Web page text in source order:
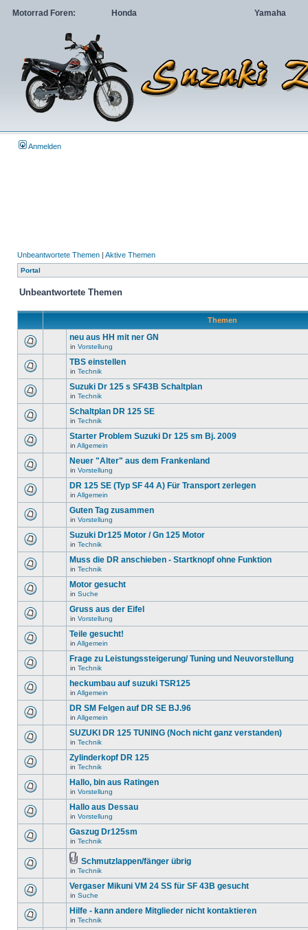
Motorrad Foren: Honda Yamaha
Anmelden
Unbeantwortete Themen | Aktive Themen
Portal
Unbeantwortete Themen
Themen
neu aus HH mit ner GN
in Vorstellung
TBS einstellen
in Technik
Suzuki Dr 125 s SF43B Schaltplan
in Technik
Schaltplan DR 125 SE
in Technik
Starter Problem Suzuki Dr 125 sm Bj. 2009
in Allgemein
Neuer "Alter" aus dem Frankenland
in Vorstellung
DR 125 SE (Typ SF 44 A) Für Transport zerlegen
in Allgemein
Guten Tag zusammen
in Vorstellung
Suzuki Dr125 Motor / Gn 125 Motor
in Technik
Muss die DR anschieben - Startknopf ohne Funktion
in Technik
Motor gesucht
in Suche
Gruss aus der Eifel
in Vorstellung
Teile gesucht!
in Allgemein
Frage zu Leistungssteigerung/ Tuning und Neuvorstellung
in Technik
heckumbau auf suzuki TSR125
in Allgemein
DR SM Felgen auf DR SE BJ.96
in Allgemein
SUZUKI DR 125 TUNING (Noch nicht ganz verstanden)
in Technik
Zylinderkopf DR 125
in Technik
Hallo, bin aus Ratingen
in Vorstellung
Hallo aus Dessau
in Vorstellung
Gaszug Dr125sm
in Technik
Schmutzlappen/fänger übrig
in Technik
Vergaser Mikuni VM 24 SS für SF 43B gesucht
in Suche
Hilfe - kann andere Mitglieder nicht kontaktieren
in Technik